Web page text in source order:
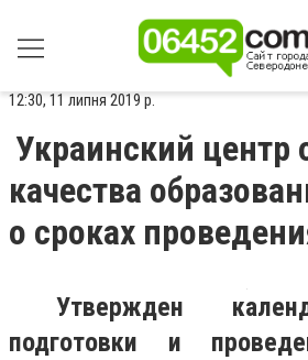
12:30, 11 липня 2019 р.
Украинский центр
качества
о сроках
Утвержден
подготовки и